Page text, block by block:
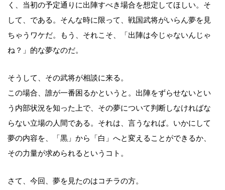
く、当初の予定通りに出陣すべき場合を想定してほしい。そ
して、である。そんな時に限って、戦国武将がいらん夢を見
ちゃうワケだ。もう、それこそ、「出陣は今じゃないんじゃ
ね？」的な夢なのだ。
そうして、その武将が相談に来る。
この場合、誰が一番困るかというと。出陣をずらせないとい
う内部状況を知った上で、その夢について判断しなければな
らない立場の人間である。それは、言うなれば。いかにして
夢の内容を、「黒」から「白」へと変えることができるか、
その力量が求められるというコト。
さて、今回、夢を見たのはコチラの方。